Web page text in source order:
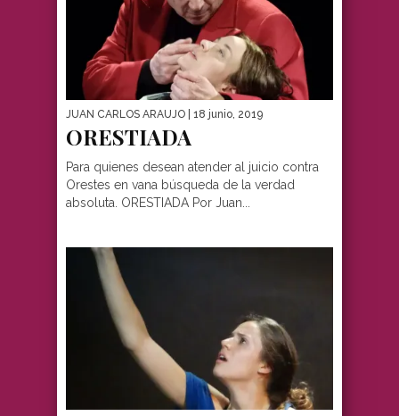
JUAN CARLOS ARAUJO | 18 junio, 2019
ORESTIADA
Para quienes desean atender al juicio contra
Orestes en vana búsqueda de la verdad
absoluta. ORESTIADA Por Juan...